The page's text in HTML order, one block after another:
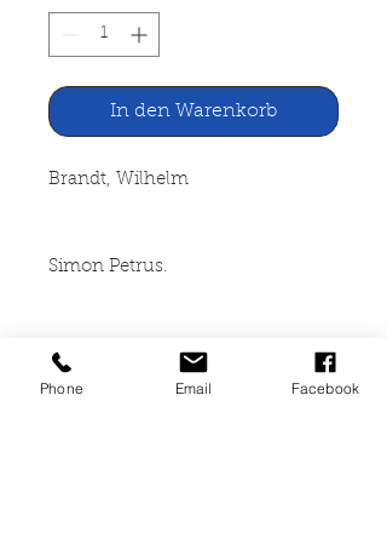
In den Warenkorb
Brandt, Wilhelm
Simon Petrus.
Der Jünger und Apostel des
Herrn
Phone Email Facebook